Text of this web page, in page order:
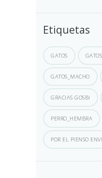
Etiquetas
GATOS
GATOS_MACHO
GRACIAS GOSBI
PERRO_HEMBRA
POR EL PIENSO